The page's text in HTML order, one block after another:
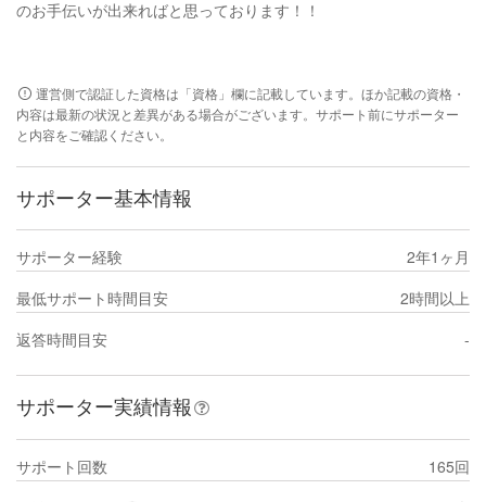
のお手伝いが出来ればと思っております！！
運営側で認証した資格は「資格」欄に記載しています。ほか記載の資格・
内容は最新の状況と差異がある場合がございます。サポート前にサポーター
と内容をご確認ください。
サポーター基本情報
サポーター経験
2年1ヶ月
最低サポート時間目安
2時間以上
返答時間目安
-
サポーター実績情報
サポート回数
165回